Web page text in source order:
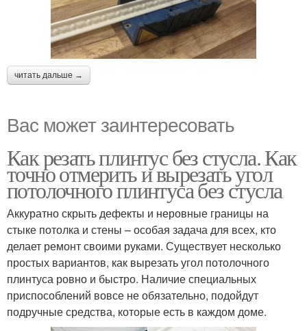
читать дальше →
Вас может заинтересовать
Как резать плинтус без стусла. Как
точно отмерить и вырезать угол
потолочного плинтуса без стусла
Аккуратно скрыть дефекты и неровные границы на
стыке потолка и стены – особая задача для всех, кто
делает ремонт своими руками. Существует несколько
простых вариантов, как вырезать угол потолочного
плинтуса ровно и быстро. Наличие специальных
приспособлений вовсе не обязательно, подойдут
подручные средства, которые есть в каждом доме.